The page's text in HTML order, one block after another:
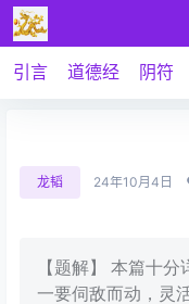
引言 道德经 阴符
龙韬 24年10月4日
【题解】 本篇十
一要伺敌而动，灵